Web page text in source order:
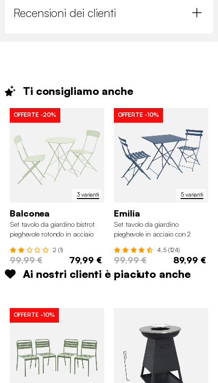
Recensioni dei clienti
Ti consigliamo anche
3 varianti
OFFERTE -20%
Balconea
Set tavolo da giardino bistrot
pieghevole rotondo in acciaio
2 (1)
99,99 € 79,99 €
5 varianti
OFFERTE -10%
Emilia
Set tavolo da giardino
pieghevole in acciaio con 2
4.5 (124)
99,99 € 89,99 €
Ai nostri clienti è piaciuto anche
OFFERTE -10%